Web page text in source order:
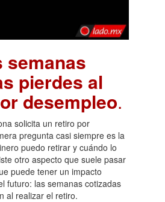
semanas
pierdes al
desempleo.
solicita un retiro por
pregunta casi siempre es la
puedo retirar y cuándo lo
otro aspecto que suele pasar
puede tener un impacto
futuro: las semanas cotizadas
al realizar el retiro.